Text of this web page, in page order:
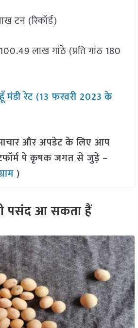
टन (रिकॉर्ड)
लाख गांठे (प्रति गांठ 180
मंडी रेट (13 फरवरी 2023के
और अपडेट के लिए आप
पे कृषक जगत से जुड़े –
)
पसंद आ सकता हैं